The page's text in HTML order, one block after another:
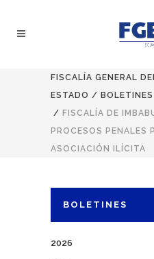
FISCALÍA GENERAL
ESTADO / BOLETINES
/ FISCALÍA DE
PROCESOS PENALES
ASOCIACIÓN ILÍCITA
BOLETINES
2026